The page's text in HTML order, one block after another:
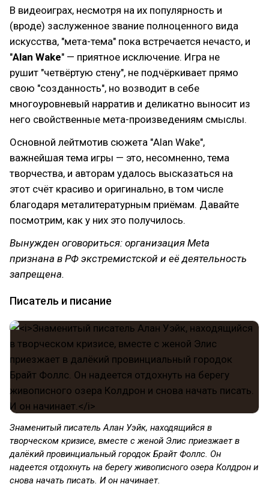
В видеоиграх, несмотря на их популярность и
(вроде) заслуженное звание полноценного вида
искусства, "мета-тема" пока встречается нечасто, и
"Alan Wake" — приятное исключение. Игра не
рушит "четвёртую стену", не подчёркивает прямо
свою "созданность", но возводит в себе
многоуровневый нарратив и деликатно выносит из
него свойственные мета-произведениям смыслы.
Основной лейтмотив сюжета "Alan Wake",
важнейшая тема игры — это, несомненно, тема
творчества, и авторам удалось высказаться на
этот счёт красиво и оригинально, в том числе
благодаря металитературным приёмам. Давайте
посмотрим, как у них это получилось.
Вынужден оговориться: организация Meta
признана в РФ экстремистской и её деятельность
запрещена.
Писатель и писание
Знаменитый писатель Алан Уэйк, находящийся в
творческом кризисе, вместе с женой Элис приезжает в
далёкий провинциальный городок Брайт Фоллс. Он
надеется отдохнуть на берегу живописного озера Колдрон и
снова начать писать. И он начинает.